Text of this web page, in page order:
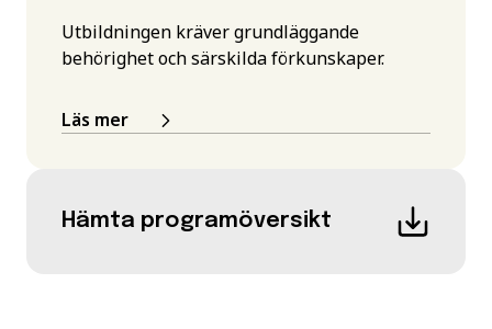
Utbildningen kräver grundläggande
behörighet och särskilda förkunskaper.
Läs mer
Hämta programöversikt